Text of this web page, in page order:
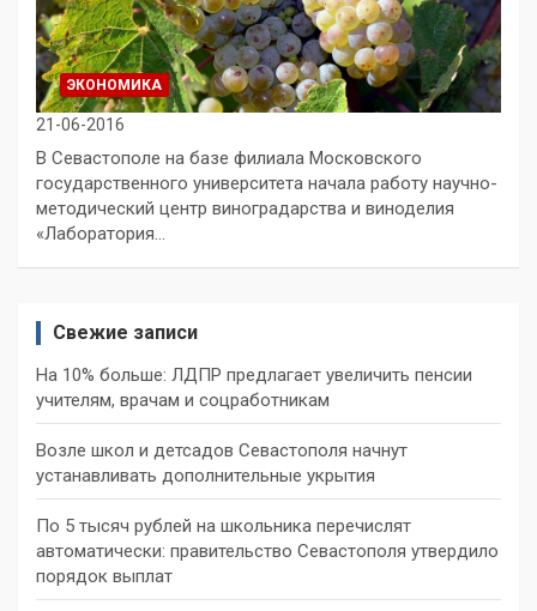
ЭКОНОМИКА
21-06-2016
В Севастополе на базе филиала Московского
государственного университета начала работу научно-
методический центр виноградарства и виноделия
«Лаборатория…
Свежие записи
На 10% больше: ЛДПР предлагает увеличить пенсии
учителям, врачам и соцработникам
Возле школ и детсадов Севастополя начнут
устанавливать дополнительные укрытия
По 5 тысяч рублей на школьника перечислят
автоматически: правительство Севастополя утвердило
порядок выплат